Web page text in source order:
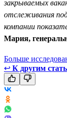
закрываемых
отслеживания
компании
Мария,
Больше
↩ К другим